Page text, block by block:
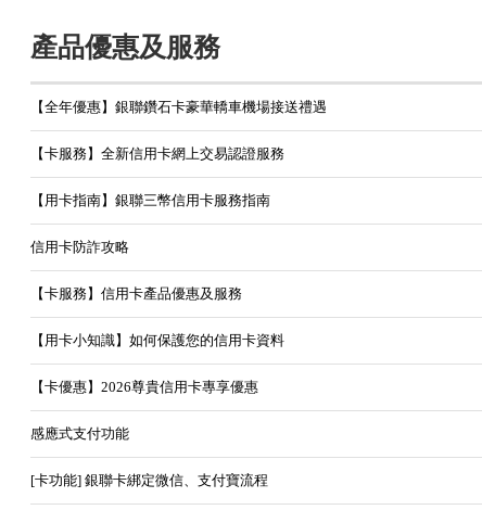
產品優惠及服務
【全年優惠】銀聯鑽石卡豪華轎車機場接送禮遇
【卡服務】全新信用卡網上交易認證服務
【用卡指南】銀聯三幣信用卡服務指南
信用卡防詐攻略
【卡服務】信用卡產品優惠及服務
【用卡小知識】如何保護您的信用卡資料
【卡優惠】2026尊貴信用卡專享優惠
感應式支付功能
[卡功能] 銀聯卡綁定微信、支付寶流程